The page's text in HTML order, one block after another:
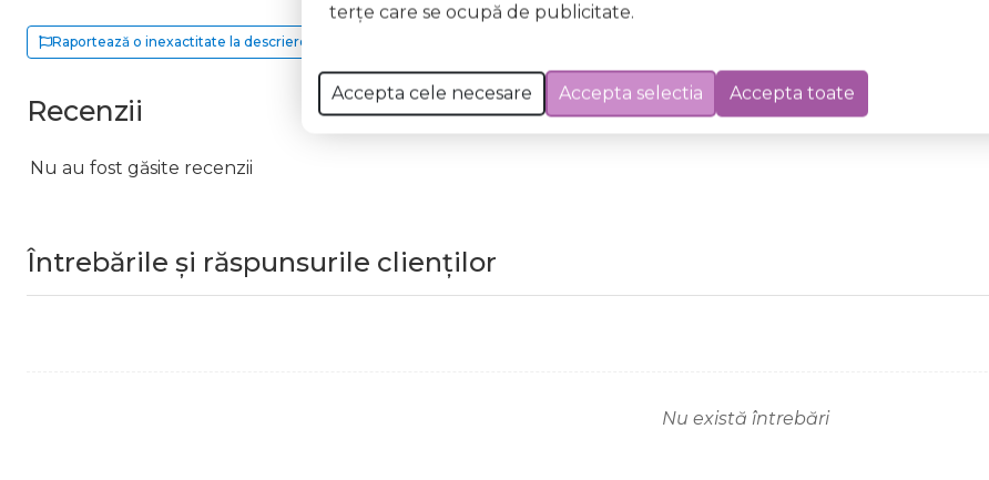
Raportează o inexactitate la descriere
Recenzii
Nu au fost găsite recenzii
Întrebările și răspunsurile clienților
Nu există întrebări
terţe care se ocupă de publicitate.
Accepta cele necesare Accepta selectia Accepta toate